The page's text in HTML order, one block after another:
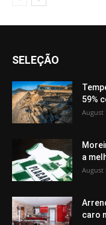
SELEÇÃO
59%
August
a
August
caro